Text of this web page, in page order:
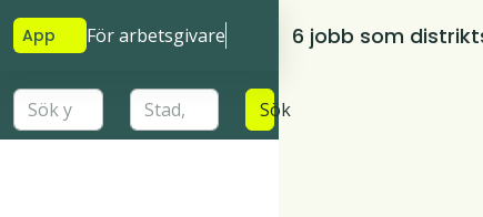
App För arbetsgivare
Sök
6 jobb som